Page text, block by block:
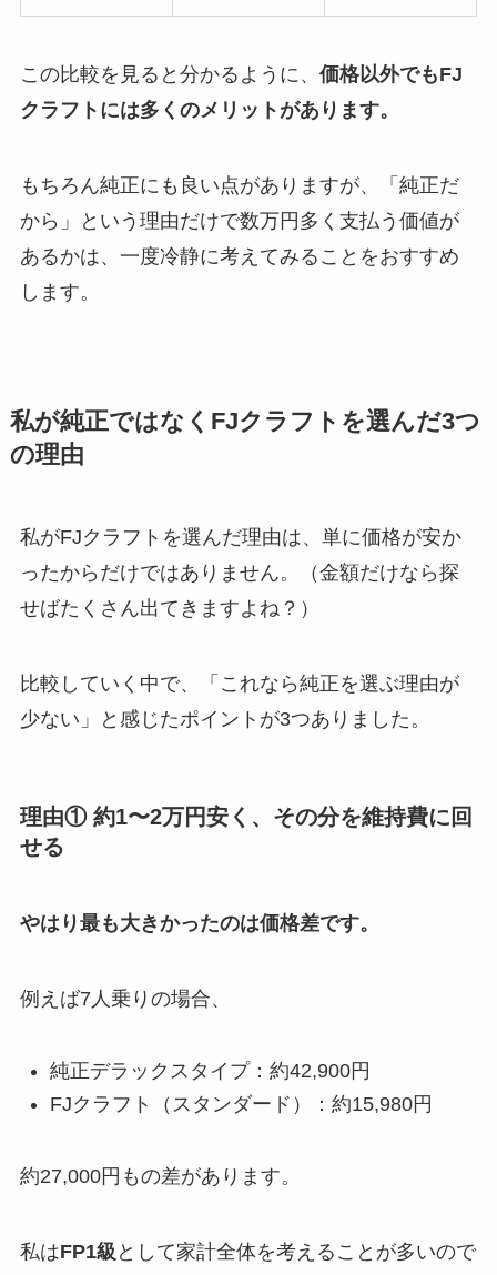
この比較を見ると分かるように、 価格以外でもFJ
クラフトには多くのメリットがあります。
もちろん純正にも良い点がありますが、「純正だ
から」という理由だけで数万円多く支払う価値が
あるかは、一度冷静に考えてみることをおすすめ
します。
私が純正ではなくFJクラフトを選んだ3つ
の理由
私がFJクラフトを選んだ理由は、単に価格が安か
ったからだけではありません。（金額だけなら探
せばたくさん出てきますよね？）
比較していく中で、「これなら純正を選ぶ理由が
少ない」と感じたポイントが3つありました。
理由① 約1〜2万円安く、その分を維持費に回
せる
やはり最も大きかったのは価格差です。
例えば7人乗りの場合、
純正デラックスタイプ：約42,900円
FJクラフト（スタンダード）：約15,980円
約27,000円もの差があります。
私はFP1級 として家計全体を考えることが多いので